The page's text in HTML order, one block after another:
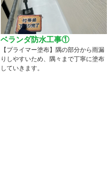
ベランダ防水工事①
【プライマー塗布】隅の部分から雨漏
りしやすいため、隅々まで丁寧に塗布
していきます。